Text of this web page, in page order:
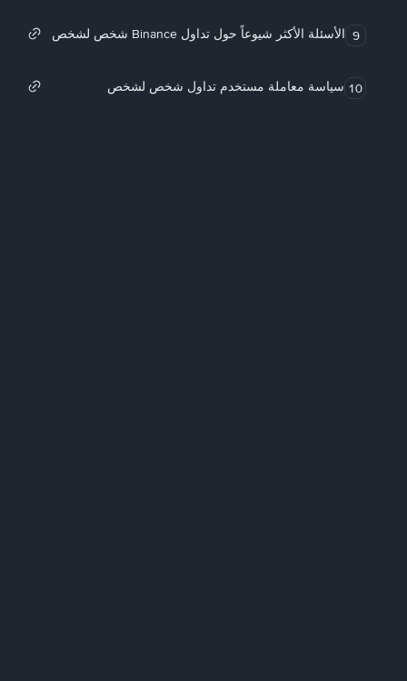
9 الأسئلة الأكثر شيوعاً حول تداول Binance شخص لشخص
10 سياسة معاملة مستخدم تداول شخص لشخص